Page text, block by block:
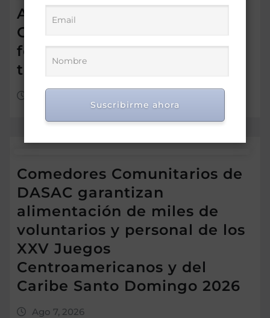
Asotedom reconoce a Rafael
Cruz por sus aportes al
fortalecimiento del sector
textil dominicano
Comedores Comunitarios de
DASAC garantizan
alimentación de miles de
voluntarios y personal de los
XXV Juegos
Centroamericanos y del
Caribe Santo Domingo 2026
Ago 7, 2026
Suscribirme ahora